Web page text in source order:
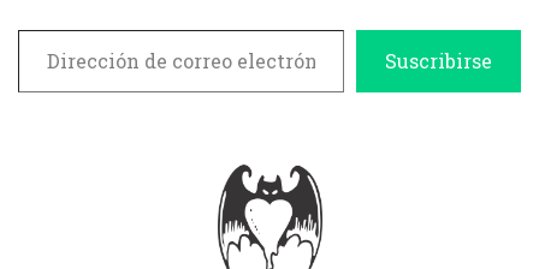
Dirección de correo electrónico
Suscribirse